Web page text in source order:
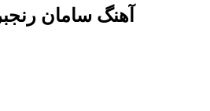
آهنگ سامان